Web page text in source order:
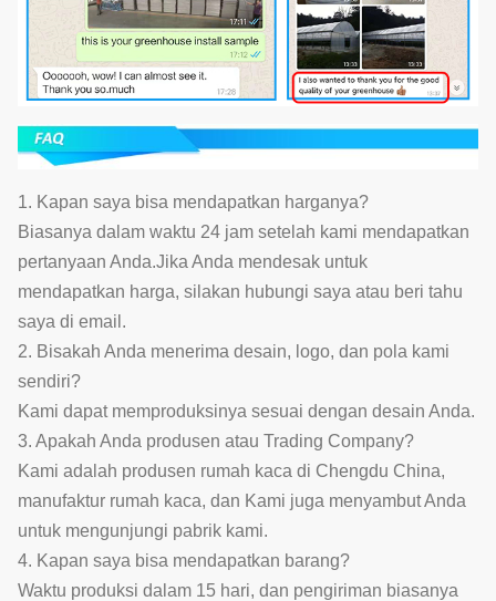
1. Kapan saya bisa mendapatkan harganya?
Biasanya dalam waktu 24 jam setelah kami mendapatkan
pertanyaan Anda.Jika Anda mendesak untuk
mendapatkan harga, silakan hubungi saya atau beri tahu
saya di email.
2. Bisakah Anda menerima desain, logo, dan pola kami
sendiri?
Kami dapat memproduksinya sesuai dengan desain Anda.
3. Apakah Anda produsen atau Trading Company?
Kami adalah produsen rumah kaca di Chengdu China,
manufaktur rumah kaca, dan Kami juga menyambut Anda
untuk mengunjungi pabrik kami.
4. Kapan saya bisa mendapatkan barang?
Waktu produksi dalam 15 hari, dan pengiriman biasanya